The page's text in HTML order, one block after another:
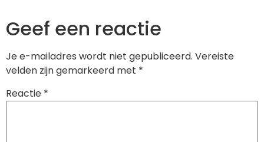
reparatiebedrijf. ##
ultieme gids voor
telefoon reparatie
reviews! Of…
Geef een reactie
Je e-mailadres wordt niet gepubliceerd. Vereiste
velden zijn gemarkeerd met *
Reactie *